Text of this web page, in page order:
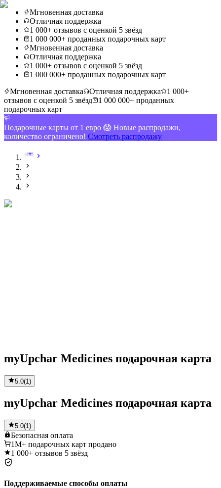
Мгновенная доставка
Отличная поддержка
1 000+ отзывов с оценкой 5 звёзд
1 000 000+ проданных подарочных карт
Мгновенная доставка
Отличная поддержка
1 000+ отзывов с оценкой 5 звёзд
1 000 000+ проданных подарочных карт
Мгновенная доставка
Отличная поддержка
1 000+
отзывов с оценкой 5 звёзд
1 000 000+ проданных
подарочных карт
Подарочные карты от 1 евро 😱 Новые распродажи,
количество ограничено! Смотреть распродажу
myUpchar Medicines подарочная карта
5.0(1 )
myUpchar Medicines подарочная карта
5.0(1)
Безопасная оплата
1M+ подарочных карт продано
1 000+ отзывов 5 звёзд
Поддерживаемые способы оплаты